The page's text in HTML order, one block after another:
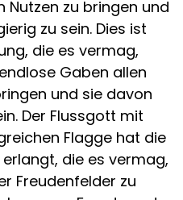
Nutzen zu bringen und
zu sein. Dies ist
die es vermag,
Gaben allen
und sie davon
Der Flussgott mit
Flagge hat die
die es vermag,
Freudenfelder zu